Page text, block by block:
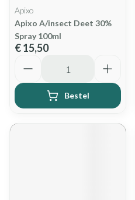
Apixo
Apixo A/insect Deet 30%
Spray 100ml
€ 15,50
Bestel